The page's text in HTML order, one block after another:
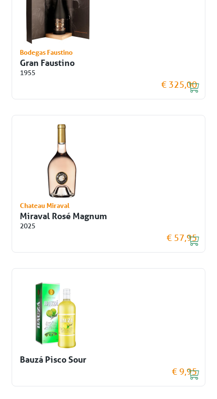
Bodegas Faustino
Gran Faustino
1955
€ 325,00
Chateau Miraval
Miraval Rosé Magnum
2025
€ 57,95
Bauzá Pisco Sour
€ 9,95